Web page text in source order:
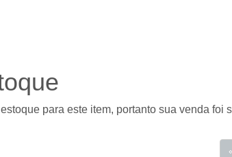
para este item, portanto sua venda